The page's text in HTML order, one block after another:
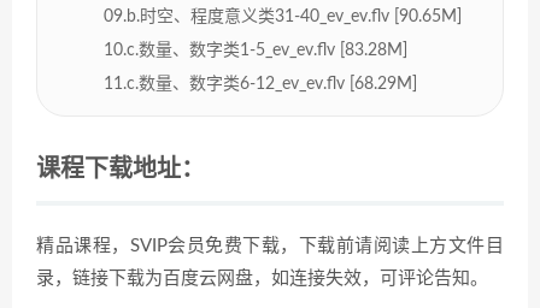
09.b.时空、程度意义类31-40_ev_ev.flv [90.65M]
10.c.数量、数字类1-5_ev_ev.flv [83.28M]
11.c.数量、数字类6-12_ev_ev.flv [68.29M]
课程下载地址：
精品课程，SVIP会员免费下载，下载前请阅读上方文件目
录，链接下载为百度云网盘，如连接失效，可评论告知。